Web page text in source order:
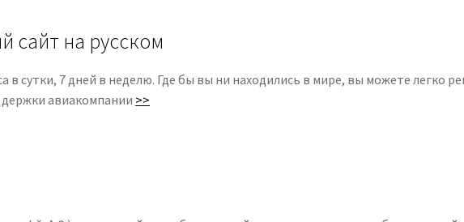
сайт на русском
в сутки, 7 дней в неделю. Где бы вы ни находились в мире, вы можете легко
авиакомпании >>